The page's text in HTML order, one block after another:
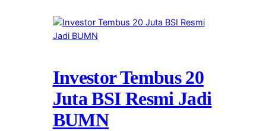
Investor Tembus 20
Juta BSI Resmi Jadi
BUMN